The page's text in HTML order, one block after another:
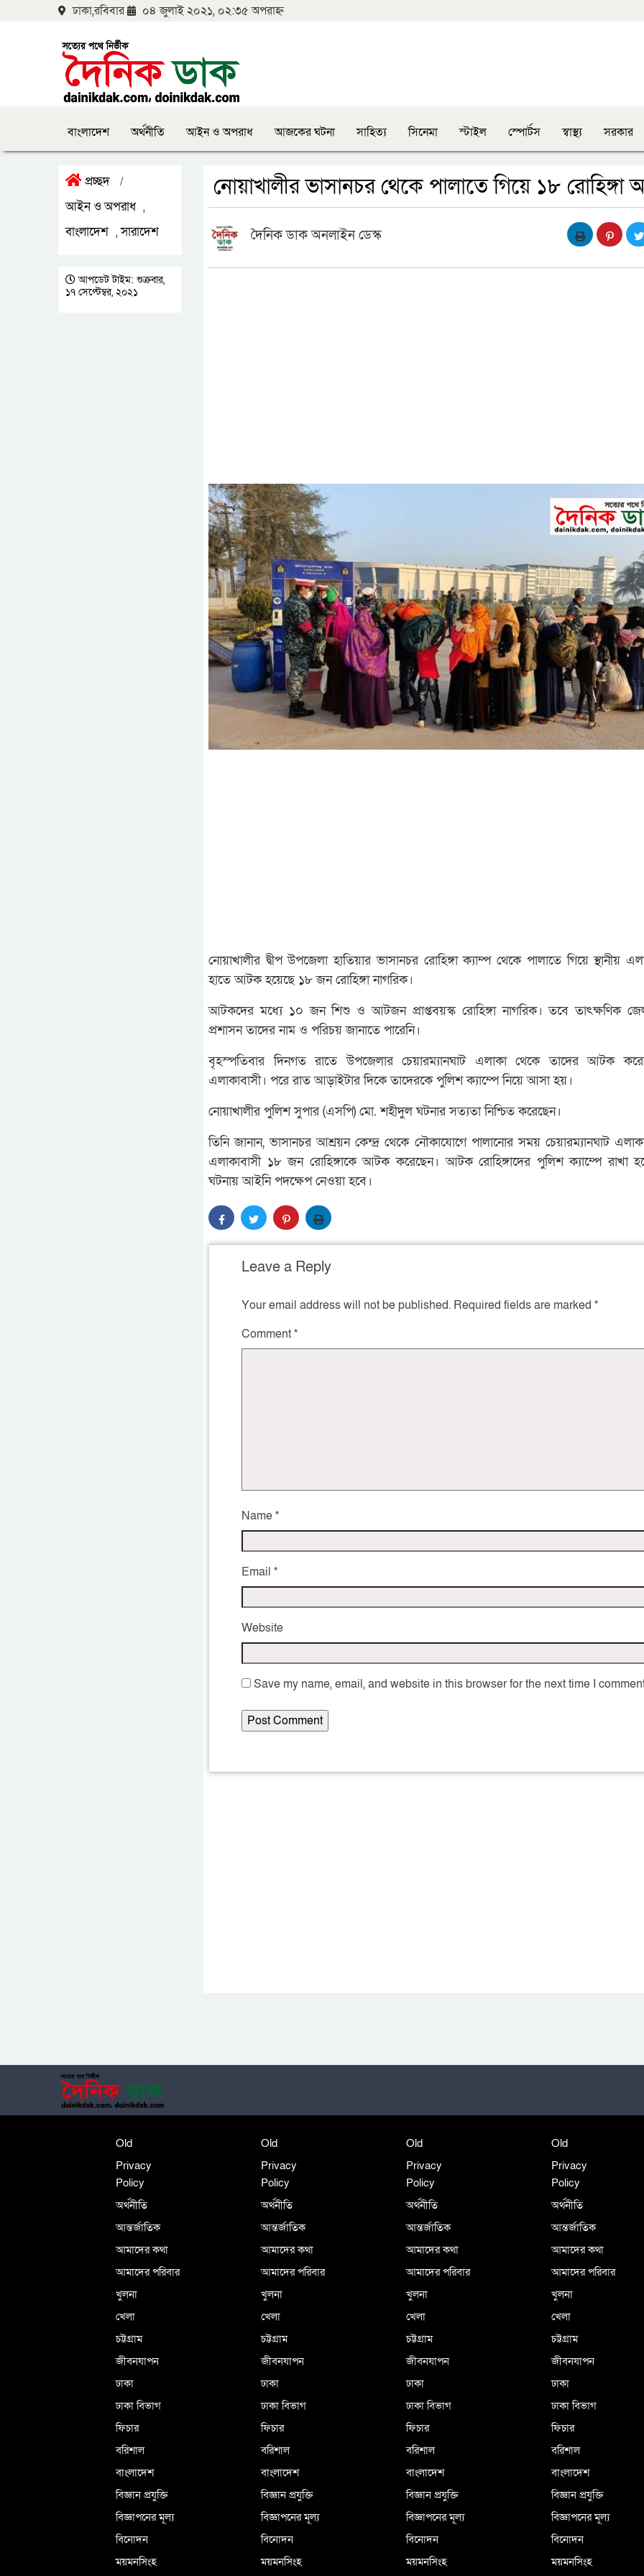
ঢাকা,রবিবার ০৪ জুলাই ২০২১, ০২:৩৫ অপরাহ্ন
বাংলাদেশ অর্থনীতি আইন ও অপরাধ আজকের ঘটনা সাহিত্য সিনেমা স্টাইল স্পোর্টস স্বাস্থ্য সরকার
প্রচ্ছদ /
আইন ও অপরাধ ,
বাংলাদেশ ,সারাদেশ
আপডেট টাইম: শুক্রবার,
১৭ সেপ্টেম্বর, ২০২১
নোয়াখালীর ভাসানচর থেকে পালাতে গিয়ে ১৮
দৈনিক ডাক অনলাইন ডেস্ক
নোয়াখালীর দ্বীপ উপজেলা হাতিয়ার ভাসানচর রোহিঙ্গা ক্যাম্প থেকে পালাতে গিয়ে স্থানীয়
হাতে আটক হয়েছে ১৮ জন রোহিঙ্গা নাগরিক।
আটকদের মধ্যে ১০ জন শিশু ও আটজন প্রাপ্তবয়স্ক রোহিঙ্গা নাগরিক। তবে তাৎক্ষণিক
প্রশাসন তাদের নাম ও পরিচয় জানাতে পারেনি।
বৃহস্পতিবার দিনগত রাতে উপজেলার চেয়ারম্যানঘাট এলাকা থেকে তাদের আটক করেন
এলাকাবাসী। পরে রাত আড়াইটার দিকে তাদেরকে পুলিশ ক্যাম্পে নিয়ে আসা হয়।
নোয়াখালীর পুলিশ সুপার (এসপি) মো. শহীদুল ঘটনার সত্যতা নিশ্চিত করেছেন।
তিনি জানান, ভাসানচর আশ্রয়ন কেন্দ্র থেকে নৌকাযোগে পালানোর সময় চেয়ারম্যানঘাট
এলাকাবাসী ১৮ জন রোহিঙ্গাকে আটক করেছেন। আটক রোহিঙ্গাদের পুলিশ ক্যাম্পে রাখা
ঘটনায় আইনি পদক্ষেপ নেওয়া হবে।
Leave a Reply
Your email address will not be published. Required fields are marked *
Comment*
Name*
Email *
Website
Save my name, email, and website in this browser for the next time I
Old
Privacy
Policy
অর্থনীতি
আন্তর্জাতিক
আমাদের কথা
আমাদের পরিবার
খুলনা
খেলা
চট্টগ্রাম
জীবনযাপন
ঢাকা
ঢাকা বিভাগ
ফিচার
বরিশাল
বাংলাদেশ
বিজ্ঞান প্রযুক্তি
বিজ্ঞাপনের মূল্য
বিনোদন
ময়মনসিংহ
Old
Privacy
Policy
অর্থনীতি
আন্তর্জাতিক
আমাদের কথা
আমাদের পরিবার
খুলনা
খেলা
চট্টগ্রাম
জীবনযাপন
ঢাকা
ঢাকা বিভাগ
ফিচার
বরিশাল
বাংলাদেশ
বিজ্ঞান প্রযুক্তি
বিজ্ঞাপনের মূল্য
বিনোদন
ময়মনসিংহ
Old
Privacy
Policy
অর্থনীতি
আন্তর্জাতিক
আমাদের কথা
আমাদের পরিবার
খুলনা
খেলা
চট্টগ্রাম
জীবনযাপন
ঢাকা
ঢাকা বিভাগ
ফিচার
বরিশাল
বাংলাদেশ
বিজ্ঞান প্রযুক্তি
বিজ্ঞাপনের মূল্য
বিনোদন
ময়মনসিংহ
Old
Privacy
Policy
অর্থনীতি
আন্তর্জাতিক
আমাদের কথা
আমাদের পরিবার
খুলনা
খেলা
চট্টগ্রাম
জীবনযাপন
ঢাকা
ঢাকা বিভাগ
ফিচার
বরিশাল
বাংলাদেশ
বিজ্ঞান প্রযুক্তি
বিজ্ঞাপনের মূল্য
বিনোদন
ময়মনসিংহ